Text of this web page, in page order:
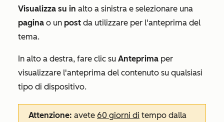
Visualizza su in alto a sinistra e selezionare una
pagina o un post da utilizzare per l'anteprima del
tema.
In alto a destra, fare clic su Anteprima per
visualizzare l'anteprima del contenuto su qualsiasi
tipo di dispositivo.
Attenzione: avete 60 giorni di tempo dalla